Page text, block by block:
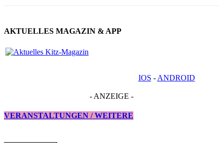
AKTUELLES MAGAZIN & APP
IOS - ANDROID
- ANZEIGE -
VERANSTALTUNGEN / WEITERE